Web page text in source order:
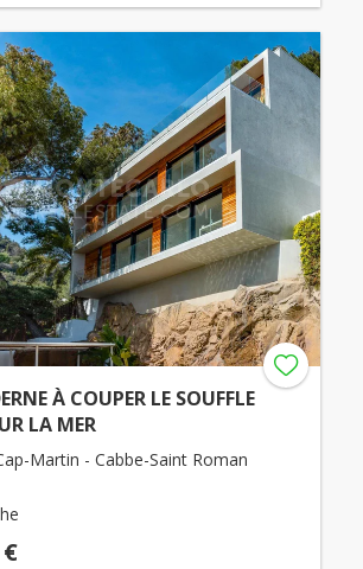
À COUPER LE SOUFFLE
LA MER
Martin - Cabbe-Saint Roman